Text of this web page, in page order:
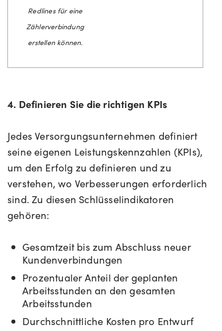
Redlines für eine
Zählerverbindung
erstellen können.
4. Definieren Sie die richtigen KPIs
Jedes Versorgungsunternehmen definiert
seine eigenen Leistungskennzahlen (KPIs),
um den Erfolg zu definieren und zu
verstehen, wo Verbesserungen erforderlich
sind. Zu diesen Schlüsselindikatoren
gehören:
Gesamtzeit bis zum Abschluss neuer
Kundenverbindungen
Prozentualer Anteil der geplanten
Arbeitsstunden an den gesamten
Arbeitsstunden
Durchschnittliche Kosten pro Entwurf